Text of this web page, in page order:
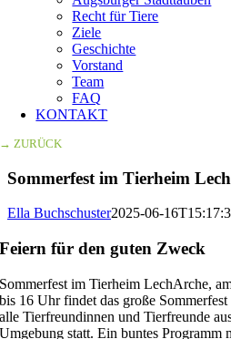
Recht für Tiere
Ziele
Geschichte
Vorstand
Team
FAQ
KONTAKT
→ ZURÜCK
Sommerfest im Tierheim
Ella Buchschuster2025-06-
Feiern für den guten Zweck
Sommerfest im Tierheim LechArche,
bis 16 Uhr findet das große
alle Tierfreundinnen und Tierfreunde
Umgebung statt. Ein buntes Programm